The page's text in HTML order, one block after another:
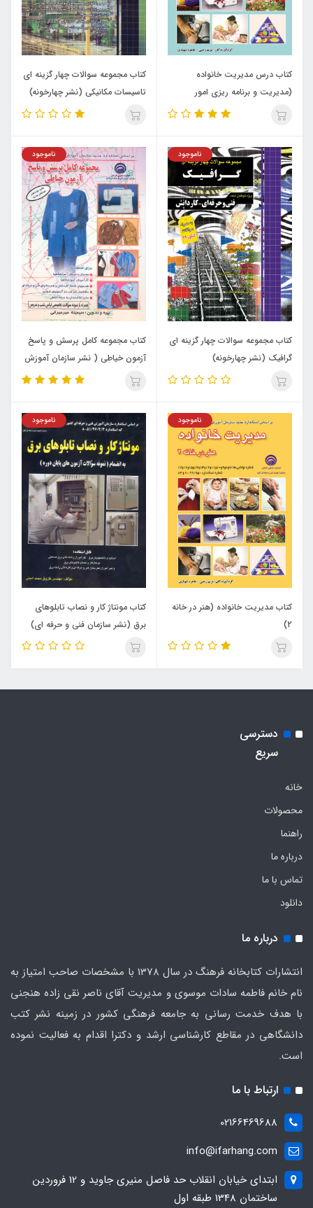
کتاب درس مدیریت خانواده
(مدیریت و برنامه ریزی امور
خانواده)
کتاب مجموعه سوالات چهار گزینه ای
تاسیسات مکانیکی (نشر چهارخونه)
ناموجود
کتاب مجموعه سوالات چهار گزینه ای
گرافیک (نشر چهارخونه)
ناموجود
کتاب مجموعه کامل پرسش و پاسخ
آزمون خیاطی ( نشر سازمان آموزش
فنی و حرفه ای )
ناموجود
کتاب مدیریت خانواده (هنر در خانه
2)
ناموجود
کتاب مونتاژ کار و نصاب تابلوهای
برق (نشر سازمان فنی و حرفه ای)
دسترسی
سریع
خانه
محصولات
راهنما
درباره ما
تماس با ما
دانلود
درباره ما
انتشارات کتابخانه فرهنگ در سال 1378 با مشخصات صاحب امتیاز به
نام خانم فاطمه سادات موسوی و مدیریت آقای ناصر نقی زاده هنجنی
با هدف خدمت رسانی به جامعه فرهنگی کشور در زمینه نشر کتب
دانشگاهی در مقاطع کارشناسی ارشد و دکترا اقدام به فعالیت نموده
است.
ارتباط با ما
02166469688
info@ifarhang.com
ابتداي خيابان انقلاب حد فاصل منيري جاويد و 12 فروردين
ساختمان 1348 طبقه اول